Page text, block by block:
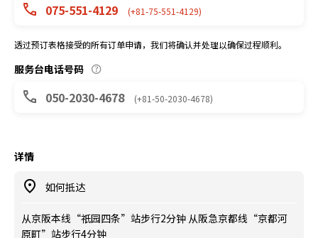
075-551-4129 (+81-75-551-4129)
透过预订表格接受的所有订单申请，我们将确认并处理以确保过程顺利。
服务台电话号码
050-2030-4678 (+81-50-2030-4678)
详情
如何抵达
从京阪本线“祇园四条”站步行2分钟 从阪急京都线“京都河
原町”站步行4分钟